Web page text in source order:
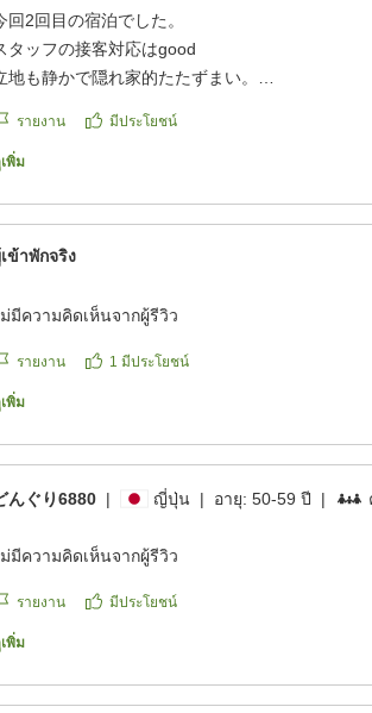
た行きたいです。
他の画像やクチコミの詳細はこちらから
review.travel.rakuten.co.jp/hotel/voice/
回2回目の宿泊でした。
タッフの接客対応はgood
地も静かで隠れ家的たたずまい。
理長も一部屋ずつ挨拶にまわり帰りもお見送り
。
て頂きました。
รายงาน มีประโยชน์
พิ่ม
ข้าพักจริง
มีความคิดเห็นจากผู้รีวิว
รายงาน 1 มีประโยชน์
พิ่ม
んぐり6880 | ญี่ปุ่น | อายุ:50-59 ปี |
มีความคิดเห็นจากผู้รีวิว
รายงาน มีประโยชน์
พิ่ม